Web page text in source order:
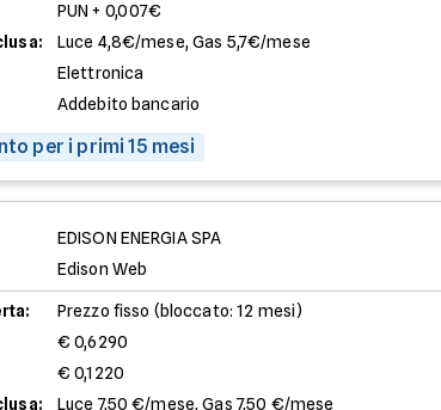
PUN + 0,007€
Luce 4,8€/mese, Gas 5,7€/mese
Elettronica
Addebito bancario
per i primi 15 mesi
EDISON ENERGIA SPA
Edison Web
Prezzo fisso (bloccato: 12 mesi)
€ 0,6290
€ 0,1220
Luce 7,50 €/mese, Gas 7,50 €/mese